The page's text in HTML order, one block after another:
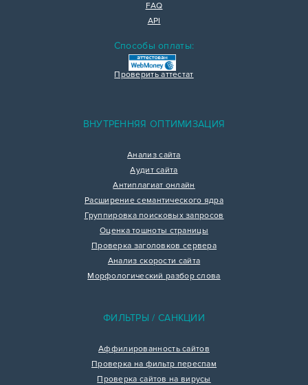
FAQ
API
Способы оплаты:
Проверить аттестат
ВНУТРЕННЯЯ ОПТИМИЗАЦИЯ
Анализ сайта
Аудит сайта
Антиплагиат онлайн
Расширение семантического ядра
Группировка поисковых запросов
Оценка тошноты страницы
Проверка заголовков сервера
Анализ скорости сайта
Морфологический разбор слова
ФИЛЬТРЫ / САНКЦИИ
Аффилированность сайтов
Проверка на фильтр переспам
Проверка сайтов на вирусы